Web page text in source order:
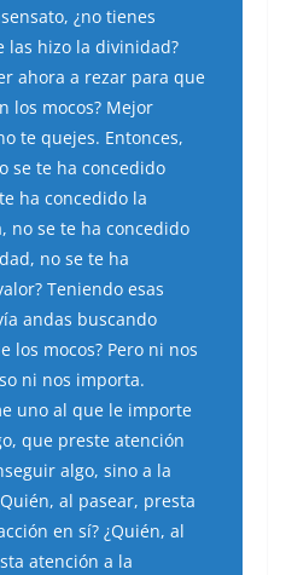
¿no tienes
las hizo la divinidad?
ahora a rezar para que
los mocos? Mejor
te quejes. Entonces,
se te ha concedido
ha concedido la
no se te ha concedido
no se te ha
Teniendo esas
andas buscando
los mocos? Pero ni nos
ni nos importa.
uno al que le importe
que preste atención
algo, sino a la
al pasear, presta
en sí? ¿Quién, al
atención a la